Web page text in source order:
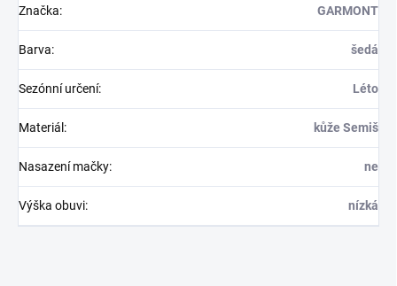
Značka: GARMONT
Barva: šedá
Sezónní určení: Léto
Materiál : kůže Semiš
Nasazení mačky: ne
Výška obuvi: nízká